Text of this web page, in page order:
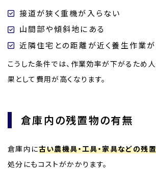
接道が狭く重機が入らない
山間部や傾斜地にある
近隣住宅との距離が近く養生作業
こうした条件では、作業効率が下がるため
果として費用が高くなります。
倉庫内の残置物の有無
倉庫内に古い農機具・工具・家具などの残
処分にもコストがかかります。